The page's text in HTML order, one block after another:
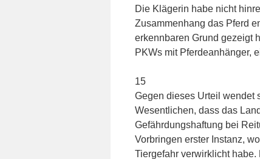
Die Klägerin habe nicht
Zusammenhang das Pferd
erkennbaren Grund gezeigt
PKWs mit Pferdeanhänger,
15
Gegen dieses Urteil wendet
Wesentlichen, dass das
Gefährdungshaftung bei
Vorbringen erster Instanz,
Tiergefahr verwirklicht